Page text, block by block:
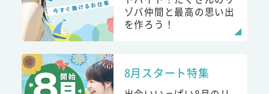
ゾバ仲間と最高の思い出
を作ろう！
8月スタート特集